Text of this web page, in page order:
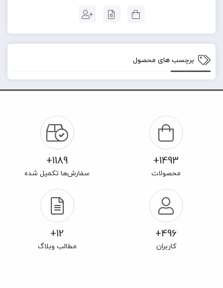
برچسب های محصول
1493+
محصولات
1189+
سفارش‌ها تکمیل شده
496+
کاربران
12+
مطالب وبلاگ